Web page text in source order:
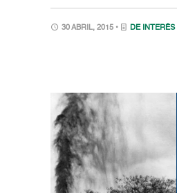
30 ABRIL, 2015 • DE INTERÉS